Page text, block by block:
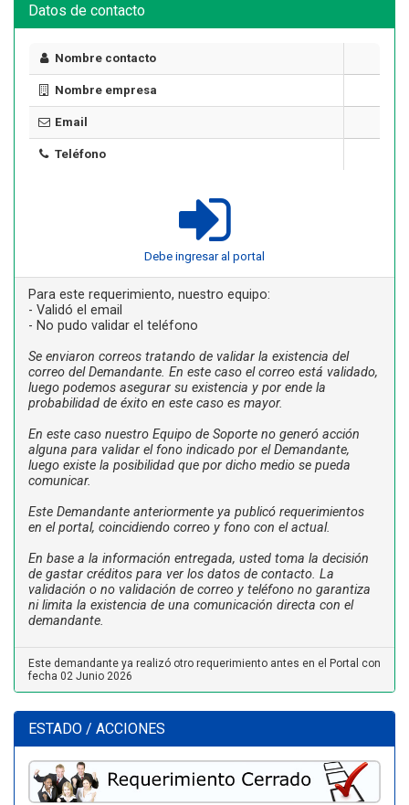
Datos de contacto
Nombre contacto
Nombre empresa
Email
Teléfono
Debe ingresar al portal
Para este requerimiento, nuestro equipo:
- Validó el email
- No pudo validar el teléfono
Se enviaron correos tratando de validar la existencia del
correo del Demandante. En este caso el correo está validado,
luego podemos asegurar su existencia y por ende la
probabilidad de éxito en este caso es mayor.
En este caso nuestro Equipo de Soporte no generó acción
alguna para validar el fono indicado por el Demandante,
luego existe la posibilidad que por dicho medio se pueda
comunicar.
Este Demandante anteriormente ya publicó requerimientos
en el portal, coincidiendo correo y fono con el actual.
En base a la información entregada, usted toma la decisión
de gastar créditos para ver los datos de contacto. La
validación o no validación de correo y teléfono no garantiza
ni limita la existencia de una comunicación directa con el
demandante.
Este demandante ya realizó otro requerimiento antes en el Portal con
fecha 02 Junio 2026
ESTADO / ACCIONES